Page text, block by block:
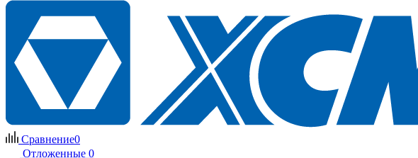
Сравнение0
Отложенные 0